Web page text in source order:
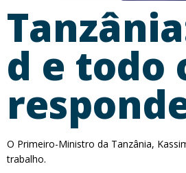
d e todo
O Primeiro-Ministro da Tanzânia,
trabalho.